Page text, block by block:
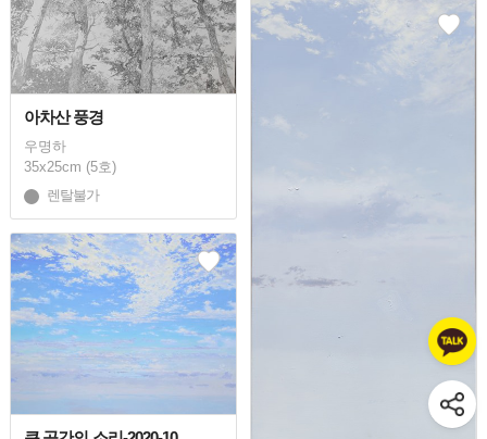
아차산 풍경
우명하
35x25cm (5호)
렌탈불가